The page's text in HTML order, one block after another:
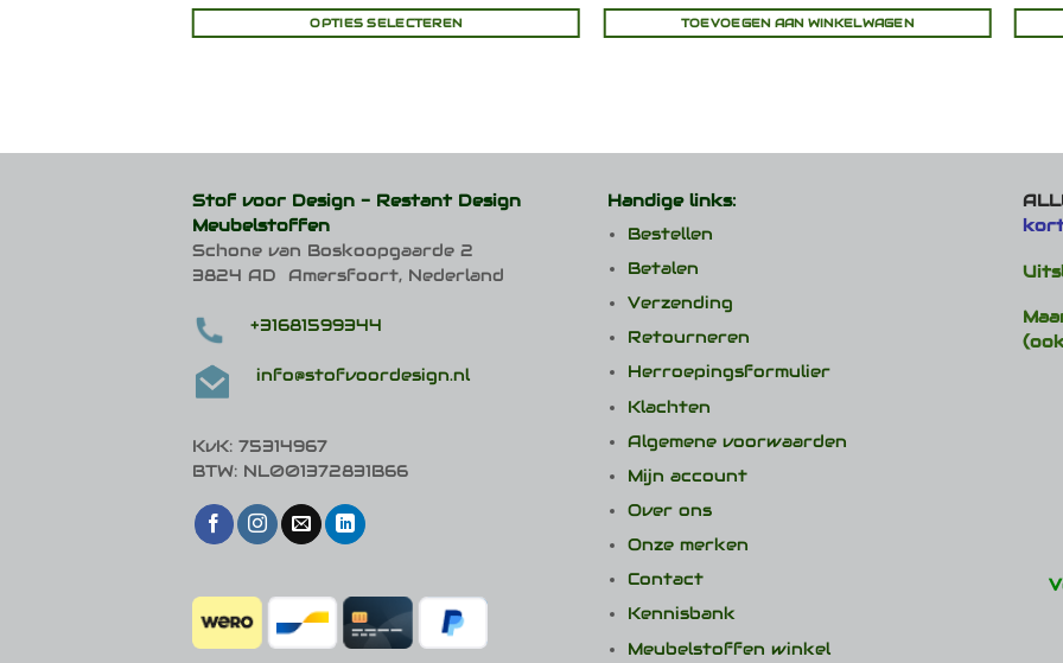
tot
€ 118,00
OPTIES SELECTEREN
kan
gekozen
worden
op
productpagina
TOEVOEGEN AAN WINKELWAGEN
kan
op
Stof voor Design - Restant Design
Meubelstoffen
Schone van Boskoopgaarde 2
3824 AD Amersfoort, Nederland
+31681599344
info@stofvoordesign.nl
KvK: 75314967
BTW: NL001372831B66
Handige links:
Bestellen
Betalen
Verzending
Retourneren
Herroepingsformulier
Klachten
Algemene voorwaarden
Mijn account
Over ons
Onze merken
Contact
Kennisbank
Meubelstoffen winkel